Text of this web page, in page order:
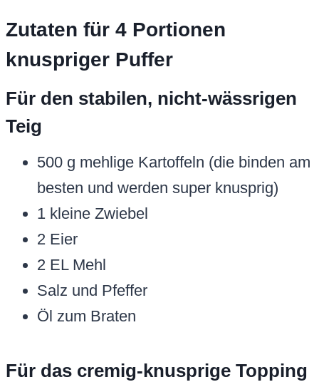
Zutaten für 4 Portionen
knuspriger Puffer
Für den stabilen, nicht-wässrigen
Teig
500 g mehlige Kartoffeln (die binden am
besten und werden super knusprig)
1 kleine Zwiebel
2 Eier
2 EL Mehl
Salz und Pfeffer
Öl zum Braten
Für das cremig-knusprige Topping